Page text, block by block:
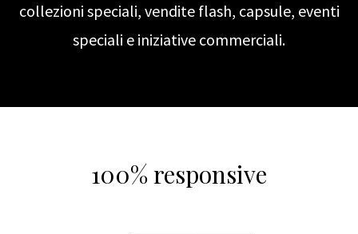
collezioni speciali, vendite flash, capsule, eventi
speciali e iniziative commerciali.
100% responsive